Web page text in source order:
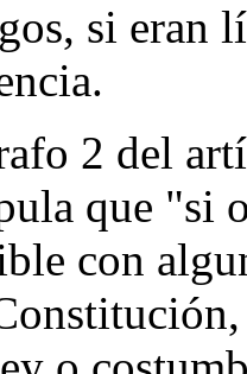
si eran
2 del
que "si
con